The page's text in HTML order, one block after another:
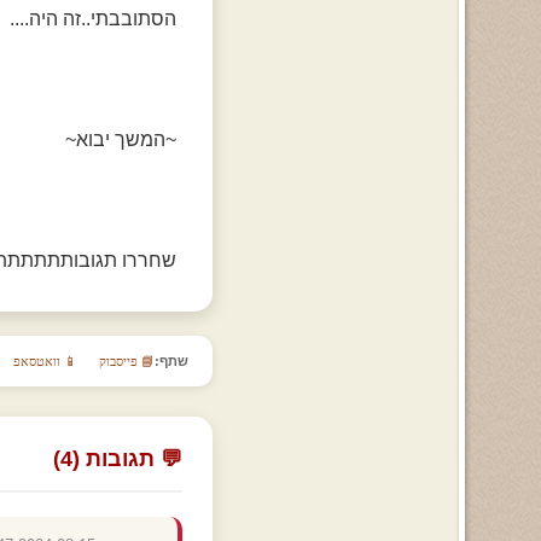
הסתובבתי..זה היה....
~המשך יבוא~
שחררו
שתף: 📘 פייסבוק 📱 וואטסאפ
💬 תגובות (4)